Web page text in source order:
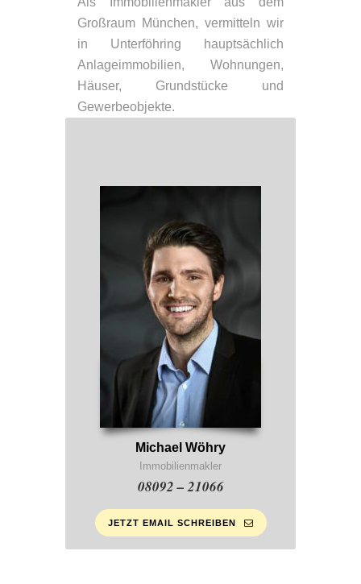
Großraum München, vermitteln wir
in Unterföhring hauptsächlich
Anlageimmobilien, Wohnungen,
Häuser, Grundstücke und
Gewerbeobjekte.
Michael Wöhry
Immobilienmakler
08092 – 21066
JETZT EMAIL SCHREIBEN